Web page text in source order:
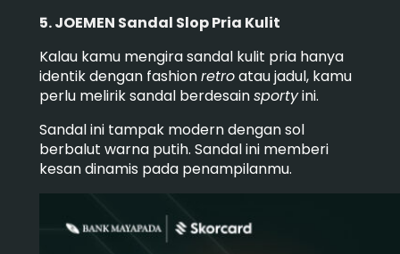
5. JOEMEN Sandal Slop Pria Kulit
Kalau kamu mengira sandal kulit pria hanya
identik dengan fashionretroatau jadul, kamu
perlu melirik sandal berdesainsportyini.
Sandal ini tampak modern dengan sol
berbalut warna putih. Sandal ini memberi
kesan dinamis pada penampilanmu.